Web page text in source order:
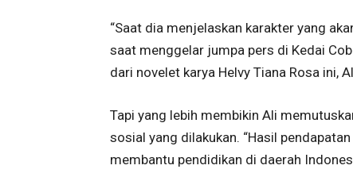
“Saat dia menjelaskan karakter yang
saat menggelar jumpa pers di Kedai
dari novelet karya Helvy Tiana Rosa ini,
Tapi yang lebih membikin Ali
sosial yang dilakukan. “Hasil
membantu pendidikan di daerah